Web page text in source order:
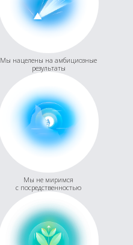
Мы нацелены на амбициозные
результаты
Мы не миримся
с посредственностью